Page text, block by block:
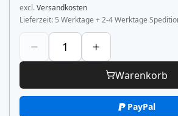
excl.Versandkosten
Lieferzeit 5 Werktage + 2-4 Werktage
Warenkorb
PayPal